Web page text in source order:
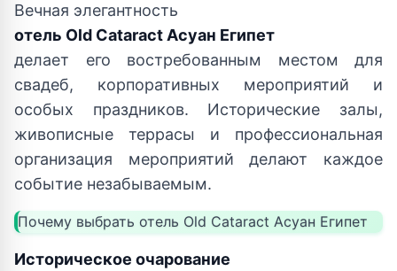
Вечная элегантность
отель Old Cataract Асуан Египет
делает его востребованным местом для
свадеб, корпоративных мероприятий и
особых праздников. Исторические залы,
живописные террасы и профессиональная
организация мероприятий делают каждое
событие незабываемым.
Почему выбрать отель Old Cataract Асуан Египет
Историческое очарование